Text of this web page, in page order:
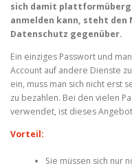
sich damit
anmelden kann, steht den
Datenschutz gegenüber.
Ein einziges Passwort und
Account auf andere Dienste
ein, muss man sich nicht erst
zu bezahlen. Bei den vielen
verwendet, ist dieses
Vorteil:
Sie müssen sich nur